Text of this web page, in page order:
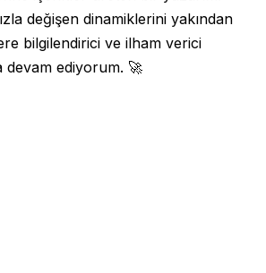
değişen dinamiklerini yakından
bilgilendirici ve ilham verici
ediyorum. 🚀